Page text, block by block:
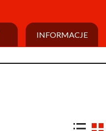
INFORMACJE